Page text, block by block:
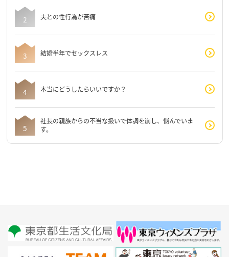
夫との性行為が苦痛
結婚半年でセックスレス
本当にどうしたらいいですか？
社長の親族からの不当な扱いで体調を崩し、悩んでいま
す。